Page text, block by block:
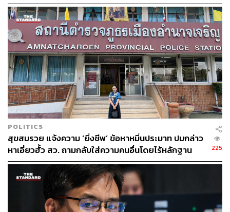
POLITICS
สุขสมรวย แจ้งความ ‘ยิ่งชีพ’ ข้อหาหมิ่นประมาท ปมกล่าว
หาเอี่ยวฮั้ว สว. ถามกลับใส่ความคนอื่นโดยไร้หลักฐาน
สง่างามหรือไม่
225